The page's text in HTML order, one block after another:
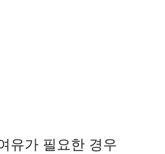
유가 필요한 경우